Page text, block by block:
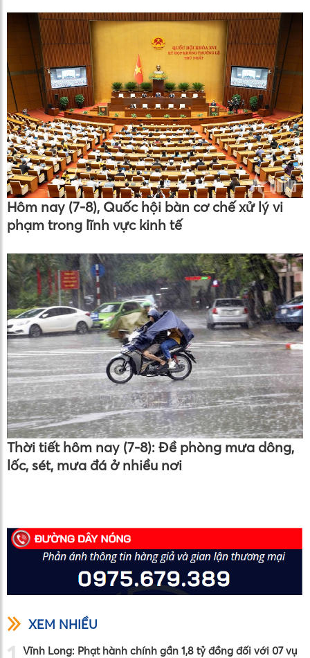
Hôm nay (7-8), Quốc hội bàn cơ chế xử lý vi
phạm trong lĩnh vực kinh tế
Thời tiết hôm nay (7-8): Đề phòng mưa dông,
lốc, sét, mưa đá ở nhiều nơi
XEM NHIỀU
Vĩnh Long: Phạt hành chính gần 1,8 tỷ đồng đối với 07 vụ